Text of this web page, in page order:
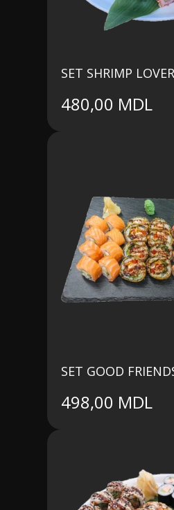
SET SHRIMP
480,00 MDL
SET GOOD
498,00 MDL